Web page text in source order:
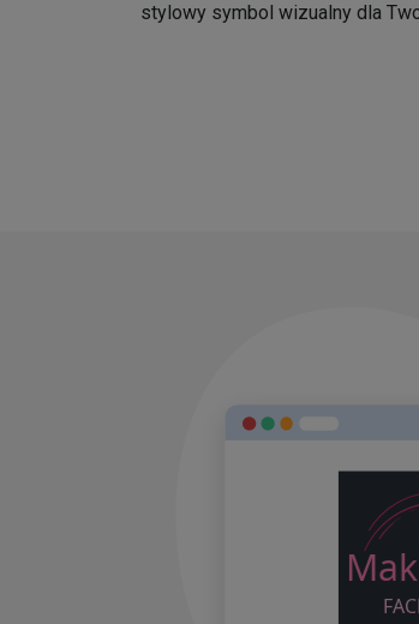
stylowy symbol wizualny dla